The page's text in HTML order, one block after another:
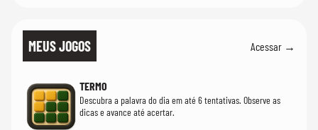
MEUS JOGOS Acessar →
TERMO
Descubra a palavra do dia em até 6 tentativas. Observe as
dicas e avance até acertar.